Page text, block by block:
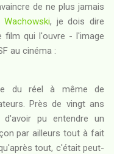
de ne plus jamais
Wachowski, je dois dire
film qui l'ouvre - l'image
au cinéma :
du réel à même de
Près de vingt ans
pu entendre un
par ailleurs tout à fait
tout, c'était peut-